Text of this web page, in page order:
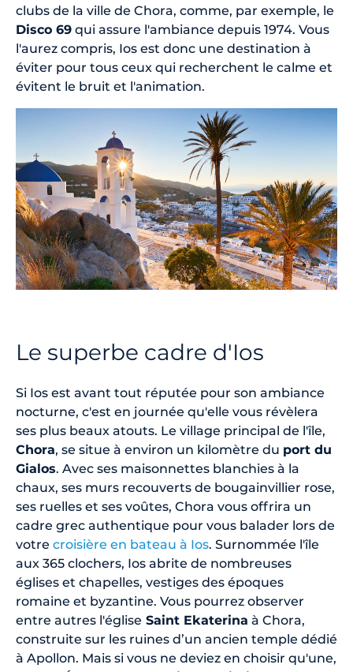
clubs de la ville de Chora, comme, par exemple, le
Disco 69 qui assure l'ambiance depuis 1974. Vous
l'aurez compris, Ios est donc une destination à
éviter pour tous ceux qui recherchent le calme et
évitent le bruit et l'animation.
Le superbe cadre d'Ios
Si Ios est avant tout réputée pour son ambiance
nocturne, c'est en journée qu'elle vous révèlera
ses plus beaux atouts. Le village principal de l'île,
Chora, se situe à environ un kilomètre du port du
Gialos. Avec ses maisonnettes blanchies à la
chaux, ses murs recouverts de bougainvillier rose,
ses ruelles et ses voûtes, Chora vous offrira un
cadre grec authentique pour vous balader lors de
votre croisière en bateau à Ios. Surnommée l'île
aux 365 clochers, Ios abrite de nombreuses
églises et chapelles, vestiges des époques
romaine et byzantine. Vous pourrez observer
entre autres l'église Saint Ekaterina à Chora,
construite sur les ruines d’un ancien temple dédié
à Apollon. Mais si vous ne deviez en choisir qu'une,